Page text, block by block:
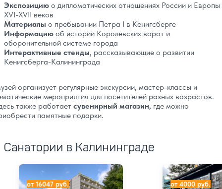
Экспозицию о дипломатических отношениях России и Европы
XVI-XVII веков
Материалы о пребывании Петра I в Кенигсберге
Информацию об истории Королевских ворот и
оборонительной системе города
Интерактивные стенды, рассказывающие о развитии
Кенигсберга-Калининграда
организует регулярные экскурсии, мастер-классы и
мероприятия для посетителей разных возрастов.
также работает сувенирный магазин, где можно
памятные подарки.
Санатории в Калининграде
Санаторий Янтарный берег
от 16047 руб.
Гостиница
от 4000 руб.